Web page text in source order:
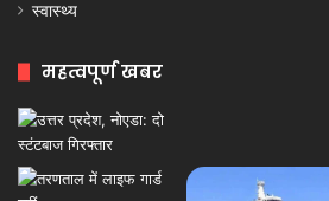
स्वास्थ्य
महत्वपूर्ण खबर